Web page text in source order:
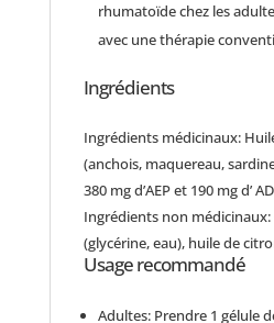
rhumatoïde chez les
avec une thérapie
Ingrédients
Ingrédients médicinaux:
(anchois, maquereau,
380 mg d’AEP et 190 mg d’
Ingrédients non médicinaux:
(glycérine, eau), huile de
Usage recommandé
Adultes: Prendre 1 gélule